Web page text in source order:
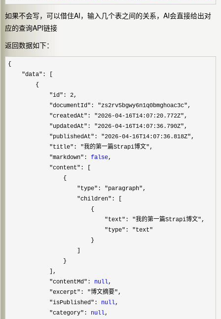
如果不会写，可以借住AI，输入几个表之间的关系，AI会直接给出对
应的查询API链接
返回数据如下：
{
"data" : [
        {
"id": 2,
"documentId": "zs2rv5bgwy6n1q0bmghoac3c",
"createdAt": "2026-04-16T14:07:20.772Z",
"updatedAt": "2026-04-16T14:07:36.790Z",
"publishedAt": "2026-04-16T14:07:36.818Z",
"title": "我的第一篇Strapi博文",
"markdown": false,
"content" : [
                {
"type": "paragraph",
"children" : [
                        {
"text": "我的第一篇Strapi博文",
"type": "text"
                        }
                    ]
                }
            ],
"contentMd": null,
"excerpt": "博文摘要",
"isPublished": null,
"category": null,